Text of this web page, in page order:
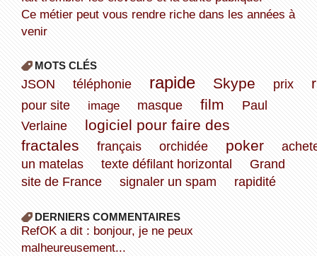
Ce métier peut vous rendre riche dans les années à
venir
MOTS CLÉS
JSON téléphonie rapide Skype prix
pour site image masque film
Paul
Verlaine
logiciel pour faire des
fractales
français orchidée poker
un matelas
texte défilant horizontal
Grand
site de France
signaler un spam rapidité
DERNIERS COMMENTAIRES
refOK a dit : bonjour, je ne peux
malheureusement...